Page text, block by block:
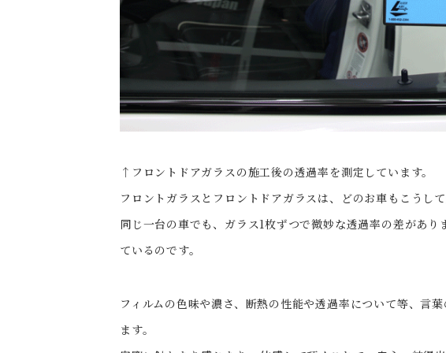
↑フロントドアガラスの施工後の透過率を測定しています。
フロントガラスとフロントドアガラスは、どのお車もこうし
同じ一台の車でも、ガラス1枚ずつで微妙な透過率の差があ
ているのです。
フィルムの色味や濃さ、断熱の性能や透過率について等、言
ます。